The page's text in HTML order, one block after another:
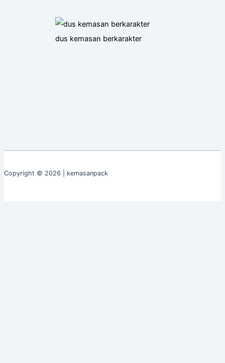
dus kemasan berkarakter
Copyright © 2026 | kemasanpack